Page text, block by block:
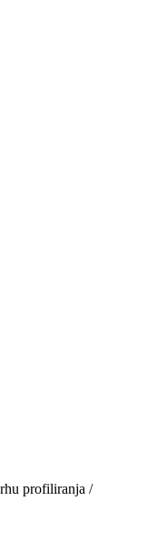
profiliranja /